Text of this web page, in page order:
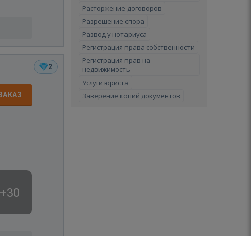
2
+30
Расторжение договоров
Разрешение спора
Развод у нотариуса
Регистрация права собственности
Регистрация прав на
недвижимость
Услуги юриста
Заверение копий документов